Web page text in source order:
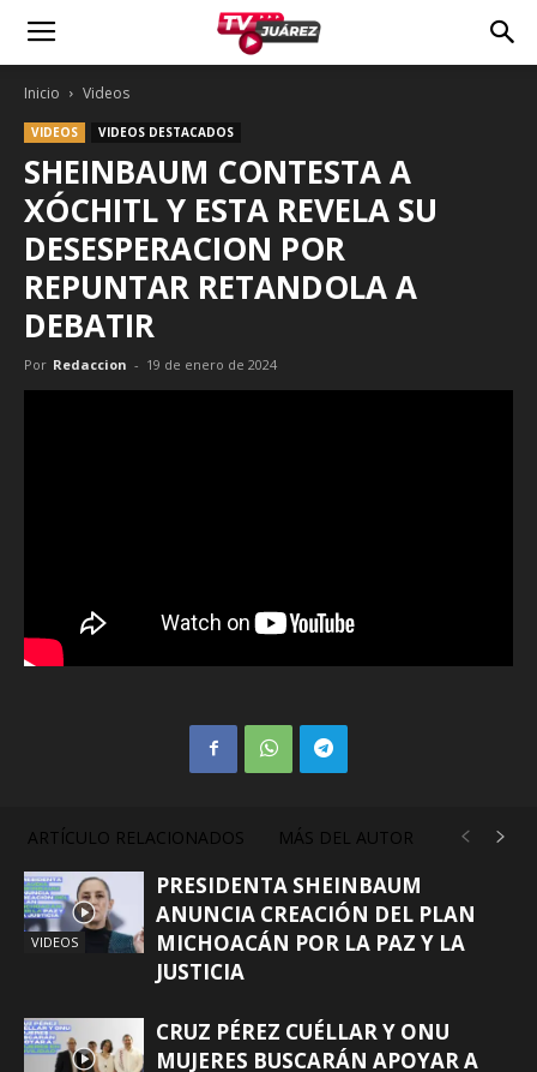
Inicio Videos
VIDEOS VIDEOS DESTACADOS
SHEINBAUM CONTESTA A
XÓCHITL Y ESTA REVELA SU
DESESPERACION POR
REPUNTAR RETANDOLA A
DEBATIR
Por Redaccion - 19 de enero de 2024
ARTÍCULO RELACIONADOS MÁS DEL AUTOR
VIDEOS
PRESIDENTA SHEINBAUM
ANUNCIA CREACIÓN DEL PLAN
MICHOACÁN POR LA PAZ Y LA
JUSTICIA
CRUZ PÉREZ CUÉLLAR Y ONU
MUJERES BUSCARÁN APOYAR A